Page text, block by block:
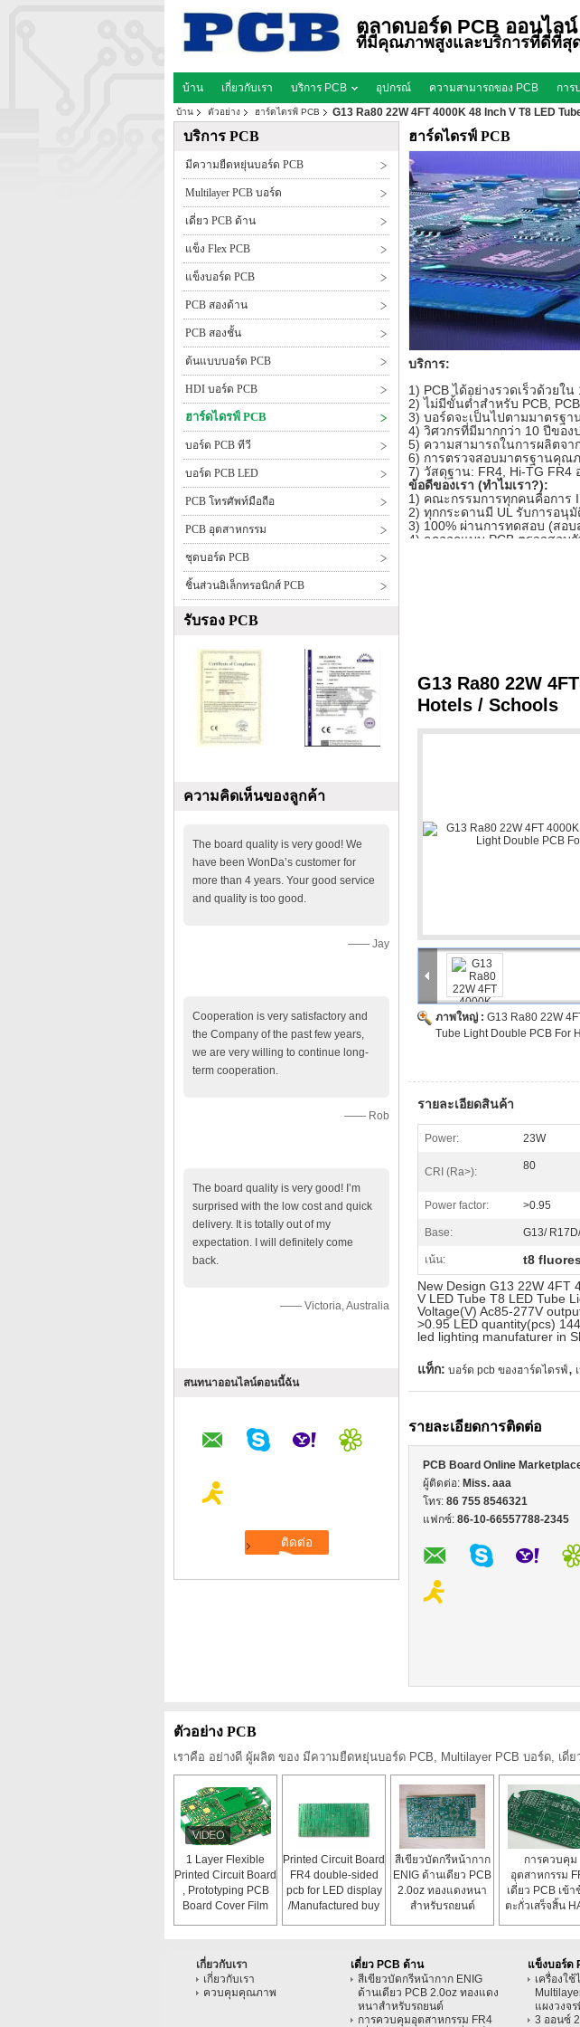
ตลาดบอร์ด PCB ออนไลน์
ที่มีคุณภาพสูงและบริการที่ดีที่สุ
บ้าน เกี่ยวกับเรา บริการ PCB อุปกรณ์ ความสามารถของ PCB การ
บ้าน ตัวอย่าง ฮาร์ดไดรฟ์ PCB G13 Ra80 22W 4FT 4000K 48 Inch V T8 LED
บริการ PCB
มีความยืดหยุ่นบอร์ด PCB
Multilayer PCB บอร์ด
เดี่ยว PCB ด้าน
แข็ง Flex PCB
แข็งบอร์ด PCB
PCB สองด้าน
PCB สองชั้น
ต้นแบบบอร์ด PCB
HDI บอร์ด PCB
ฮาร์ดไดรฟ์ PCB
บอร์ด PCB ทีวี
บอร์ด PCB LED
PCB โทรศัพท์มือถือ
PCB อุตสาหกรรม
ชุดบอร์ด PCB
ชิ้นส่วนอิเล็กทรอนิกส์ PCB
รับรอง PCB
ความคิดเห็นของลูกค้า
The board quality is very good! We
have been WonDa’s customer for
more than 4 years. Your good service
and quality is too good.
—— Jay
Cooperation is very satisfactory and
the Company of the past few years,
we are very willing to continue long-
term cooperation.
—— Rob
The board quality is very good! I’m
surprised with the low cost and quick
delivery. It is totally out of my
expectation. I will definitely come
back.
—— Victoria, Australia
สนทนาออนไลน์ตอนนี้ฉัน
ฮาร์ดไดรฟ์ PCB
บริการ:
1) PCB ได้อย่างรวดเร็วด้วยใ
2) ไม่มีขั้นต่ำสำหรับ PCB,
3) บอร์ดจะเป็นไปตามมาตรฐา
4) วิศวกรที่มีมากกว่า 10 ปีขอ
5) ความสามารถในการผลิตจา
6) การตรวจสอบมาตรฐานคุณภ
7) วัสดุฐาน: FR4, Hi-TG FR4
ข้อดีของเรา (ทำไมเรา?):
1) คณะกรรมการทุกคนคือการ
2) ทุกกระดานมี UL รับการอนุ
3) 100% ผ่านการทดสอบ (สอ
4) กฎออกแบบ PCB ตรวจสอบ
สิ่งที่เป็นอยู่ขนาดหลุม?
14 mils 150 mils - 1 ล้านบาท
150 mils 200 mils - เพิ่มทีละ
ฉันกำลังที่ใช้ในการออกแบบใ
เมื่อขออ้างออนไลน์แบบฟอร์ม
ฉันจะระบุพิลึกภายใน / มิลลิ่ง
ทั้งหมดภายในพิลึก / ช่อง /
ในช่วง
นี้ไม่ได้เ
G13 Ra80 22W
Hotels / Schools
ภาพใหญ่ : G13 Ra80 22W
Tube Light Double PCB For
รายละเอียดสินค้า
Power: 23W
CRI (Ra>): 80
Power factor: >0.95
Base: G13/
เน้น: t8
New Design G13 22W 4FT
V LED Tube T8 LED Tube
Voltage(V) Ac85-277V
>0.95 LED quantity(pcs)
led lighting manufaturer in
แท็ก: บอร์ด pcb ของฮาร์ดไดรฟ์ ,
รายละเอียดการติดต่อ
PCB Board Online
ผู้ติดต่อ: Miss. aaa
โทร: 86 755 8546321
แฟกซ์: 86-10-66557788-2345
ตัวอย่าง PCB
เราคือ อย่างดี ผู้ผลิต ของ มีความยืดหยุ่นบอร์ด PCB, Multilayer PCB บอร์ด, เดี่
1 Layer Flexible
Printed Circuit Board
, Prototyping PCB
Board Cover Film
Printed Circuit Board
FR4 double-sided
pcb for LED display
/Manufactured buy
สีเขียวบัดกรีหน้ากาก
ENIG ด้านเดียว PCB
2.0oz ทองแดงหนา
สำหรับรถยนต์
การควบคุม
อุตสาหกรรม
เดี่ยว PCB เข้า
ตะกั่วเสร็จสิ้น
เกี่ยวกับเรา
เกี่ยวกับเรา
ควบคุมคุณภาพ
เดี่ยว PCB ด้าน
สีเขียวบัดกรีหน้ากาก ENIG
ด้านเดียว PCB 2.0oz ทองแดง
หนาสำหรับรถยนต์
การควบคุมอุตสาหกรรม FR4
แข็งบอร์ด
เครื่องใ
แผงวงจ
3 ออนซ์